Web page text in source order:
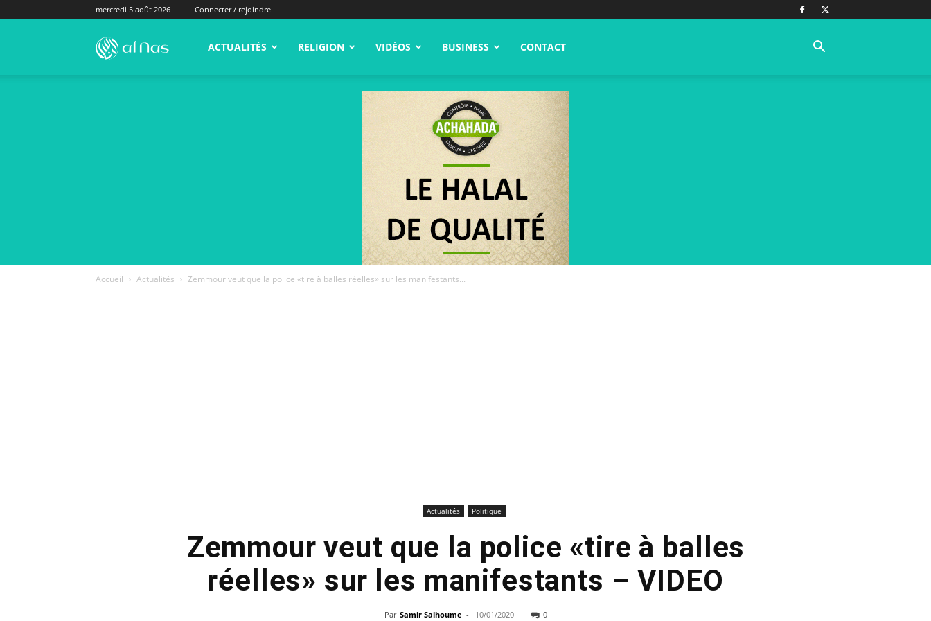
mercredi 5 août 2026 Connecter / rejoindre
alNas.fr ACTUALITÉS RELIGION VIDÉOS BUSINESS CONTACT
Accueil Actualités Zemmour veut que la police «tire à balles réelles» sur les manifestants...
Actualités Politique
Zemmour veut que la police «tire à balles
réelles» sur les manifestants – VIDEO
Par Samir Salhoume - 10/01/2020 0